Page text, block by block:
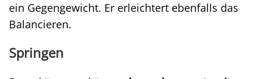
ein Gegengewicht. Er erleichtert ebenfalls das
Balancieren.
Springen